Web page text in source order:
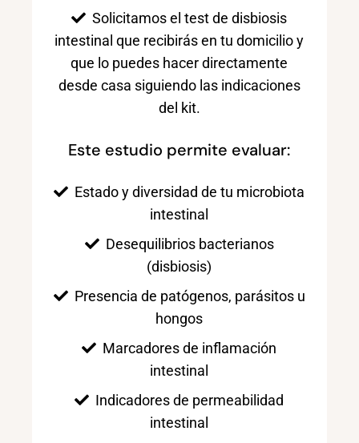
Solicitamos el test de disbiosis
intestinal que recibirás en tu domicilio y
que lo puedes hacer directamente
desde casa siguiendo las indicaciones
del kit.
Este estudio permite evaluar:
Estado y diversidad de tu microbiota
intestinal
Desequilibrios bacterianos
(disbiosis)
Presencia de patógenos, parásitos u
hongos
Marcadores de inflamación
intestinal
Indicadores de permeabilidad
intestinal